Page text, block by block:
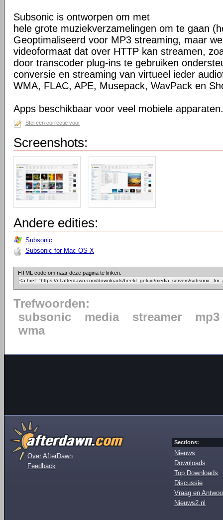
Subsonic is ontworpen om met
hele grote muziekverzamelingen om te gaan
Geoptimaliseerd voor MP3 streaming, maar
videoformaat dat over HTTP kan streamen,
door transcoder plug-ins te gebruiken
conversie en streaming van virtueel ieder
WMA, FLAC, APE, Musepack, WavPack en
Apps beschikbaar voor veel mobiele apparaten.
Stel een correctie voor
Screenshots:
Andere edities:
Subsonic
Subsonic for Mac OS X
HTML code om naar deze pagina te linken:
Trefwoorden:
subsonic
media streamer
mp3
wma
Over AfterDawn
Feedback
Sections:
Nieuws
Downloads
Top Downloads
Discussie
Vraag en
Nieuws2.nl